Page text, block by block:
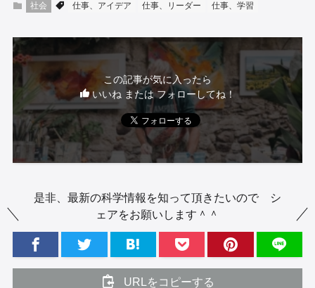
社会 仕事、アイデア 仕事、リーダー 仕事、学習
この記事が気に入ったら
いいね または フォローしてね！
是非、最新の科学情報を知って頂きたいので シ
ェアをお願いします＾＾
URLをコピーする